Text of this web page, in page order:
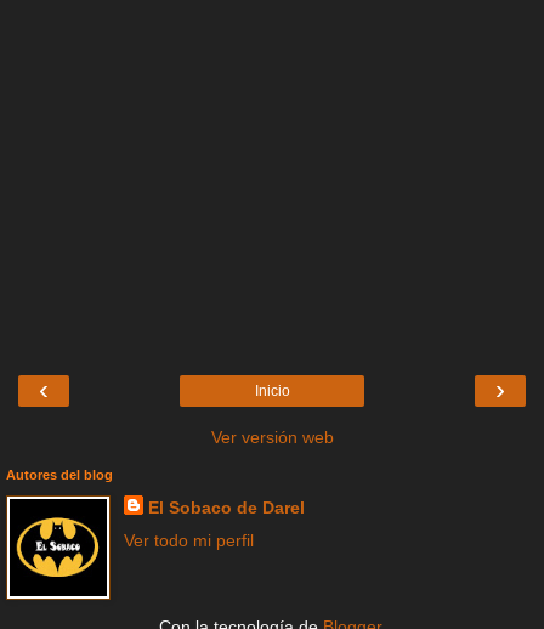
‹ ›
Inicio
Ver versión web
Autores del blog
El Sobaco de Darel
Ver todo mi perfil